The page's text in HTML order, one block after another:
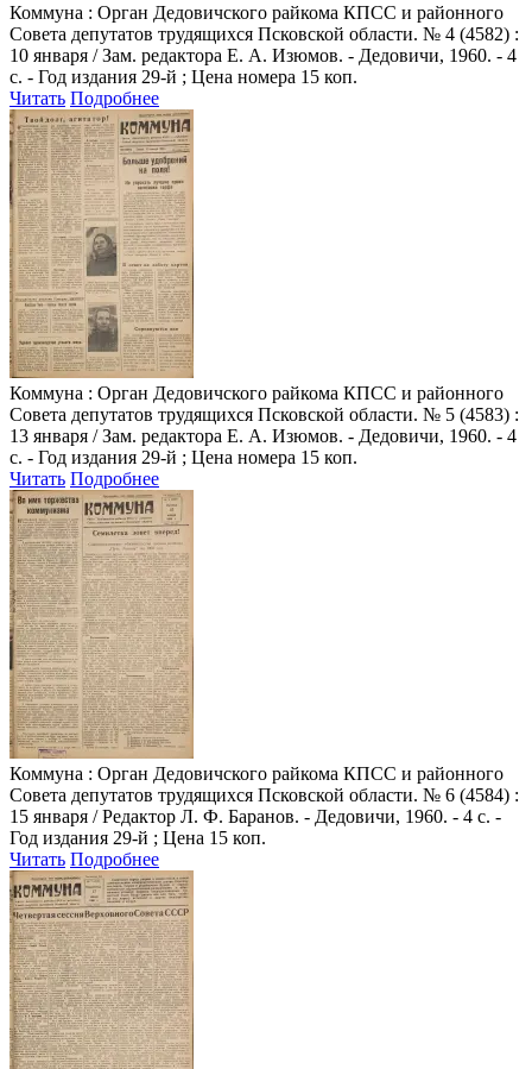
Коммуна : Орган Дедовичского райкома КПСС и районного
Совета депутатов трудящихся Псковской области. № 4 (4582) :
10 января / Зам. редактора Е. А. Изюмов. - Дедовичи, 1960. - 4
с. - Год издания 29-й ; Цена номера 15 коп.
Читать Подробнее
Коммуна : Орган Дедовичского райкома КПСС и районного
Совета депутатов трудящихся Псковской области. № 5 (4583) :
13 января / Зам. редактора Е. А. Изюмов. - Дедовичи, 1960. - 4
с. - Год издания 29-й ; Цена номера 15 коп.
Читать Подробнее
Коммуна : Орган Дедовичского райкома КПСС и районного
Совета депутатов трудящихся Псковской области. № 6 (4584) :
15 января / Редактор Л. Ф. Баранов. - Дедовичи, 1960. - 4 с. -
Год издания 29-й ; Цена 15 коп.
Читать Подробнее